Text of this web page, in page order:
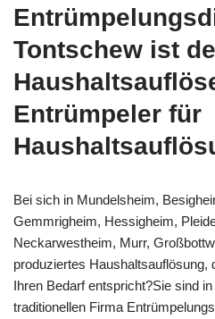
Tontschew ist
Entrümpeler für
Bei sich in Mundelsheim,
Gemmrigheim, Hessigheim,
Neckarwestheim, Murr,
produziertes Haushaltsauflösung,
Ihren Bedarf entspricht?Sie sind
traditionellen Firma